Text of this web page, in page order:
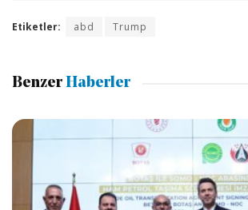
Etiketler: abd Trump
Benzer Haberler